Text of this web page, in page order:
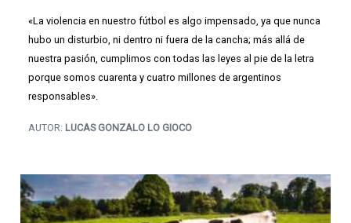
«La violencia en nuestro fútbol es algo impensado, ya que nunca
hubo un disturbio, ni dentro ni fuera de la cancha; más allá de
nuestra pasión, cumplimos con todas las leyes al pie de la letra
porque somos cuarenta y cuatro millones de argentinos
responsables».
AUTOR: LUCAS GONZALO LO GIOCO